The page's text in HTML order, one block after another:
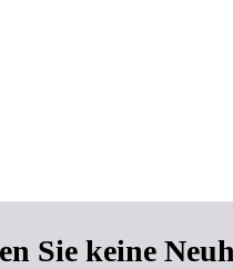
Sie keine